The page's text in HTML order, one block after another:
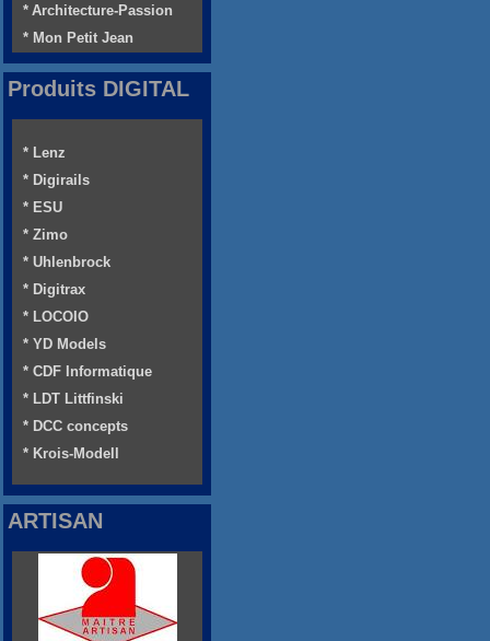
* Architecture-Passion
* Mon Petit Jean
Produits DIGITAL
* Lenz
* Digirails
* ESU
* Zimo
* Uhlenbrock
* Digitrax
* LOCOIO
* YD Models
* CDF Informatique
* LDT Littfinski
* DCC concepts
* Krois-Modell
ARTISAN